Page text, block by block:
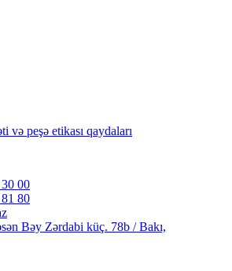
və peşə etikası qaydaları
00
80
Bəy Zərdabi küç. 78b / Bakı,